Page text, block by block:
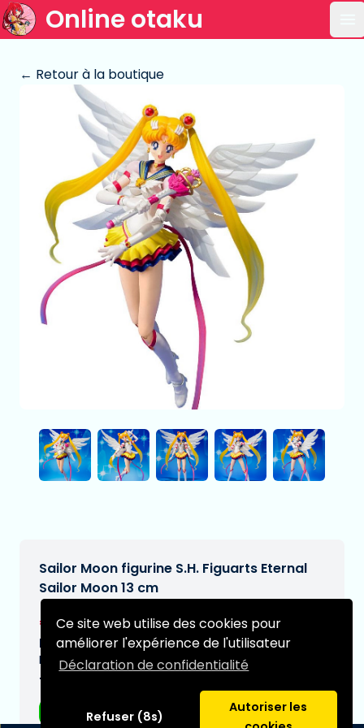
Ce site web utilise des cookies pour
améliorer l'expérience de l'utilisateur
Déclaration de confidentialité
Refuser (8s)
Autoriser les
Online otaku
← Retour à la boutique
Sailor Moon figurine S.H. Figuarts Eternal
Sailor Moon 13 cm
€61,99[Sous réserve de modifications]
Date de livraison prévue:
N/A
Type:
Figurines d'anime